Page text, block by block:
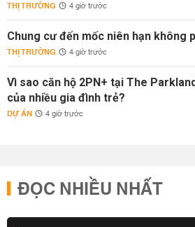
THỊ TRƯỜNG 4 giờ trước
Chung cư đến mốc niên hạn không
THỊ TRƯỜNG 4 giờ trước
Vì sao căn hộ 2PN+ tại The
của nhiều gia đình trẻ?
DỰ ÁN 4 giờ trước
ĐỌC NHIỀU NHẤT